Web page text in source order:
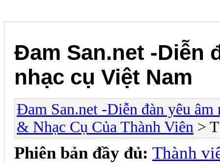
Đam San.net -Diễn
nhạc cụ Việt Nam
Đam San.net -Diễn đàn yêu âm
& Nhạc Cụ Của Thành Viên >
Phiên bản đầy đủ: Thành